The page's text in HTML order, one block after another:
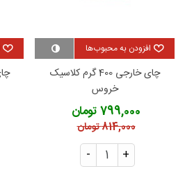
افزودن به محبوب‌ها
چای خارجی 400 گرم کلاسیک
خروس
799,000 تومان
814,000 تومان
- +